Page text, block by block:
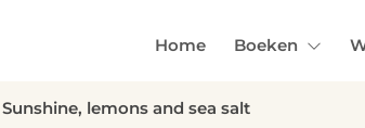
Home Boeken
Sunshine, lemons and sea salt